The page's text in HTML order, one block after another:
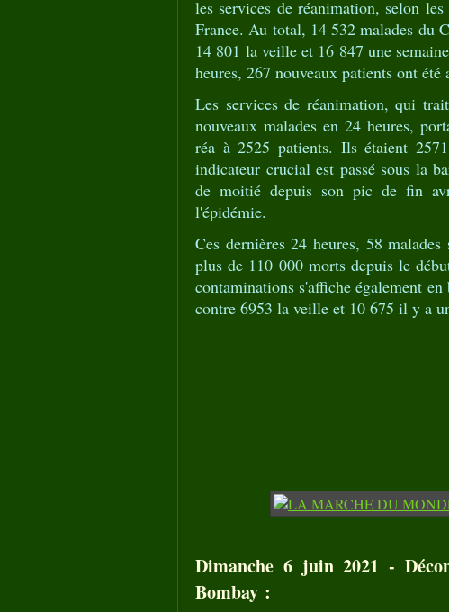
les services de réanimation, selon
France. Au total, 14 532 malades du
14 801 la veille et 16 847 une
heures, 267 nouveaux patients ont
Les services de réanimation, qui
nouveaux malades en 24 heures,
réa à 2525 patients. Ils étaient
indicateur crucial est passé sous la
de moitié depuis son pic de fin
l'épidémie.
Ces dernières 24 heures, 58
plus de 110 000 morts depuis le
contaminations s'affiche également en
contre 6953 la veille et 10 675 il y a
Dimanche 6 juin 2021 -
Bombay :